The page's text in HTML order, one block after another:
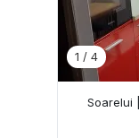
1 / 4
Soarelui